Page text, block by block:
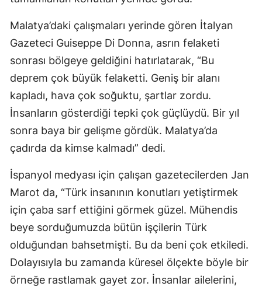
Malatya’daki çalışmaları yerinde gören İtalyan
Gazeteci Guiseppe Di Donna, asrın felaketi
sonrası bölgeye geldiğini hatırlatarak, “Bu
deprem çok büyük felaketti. Geniş bir alanı
kapladı, hava çok soğuktu, şartlar zordu.
İnsanların gösterdiği tepki çok güçlüydü. Bir yıl
sonra baya bir gelişme gördük. Malatya’da
çadırda da kimse kalmadı” dedi.
İspanyol medyası için çalışan gazetecilerden Jan
Marot da, “Türk insanının konutları yetiştirmek
için çaba sarf ettiğini görmek güzel. Mühendis
beye sorduğumuzda bütün işçilerin Türk
olduğundan bahsetmişti. Bu da beni çok etkiledi.
Dolayısıyla bu zamanda küresel ölçekte böyle bir
örneğe rastlamak gayet zor. İnsanlar ailelerini,